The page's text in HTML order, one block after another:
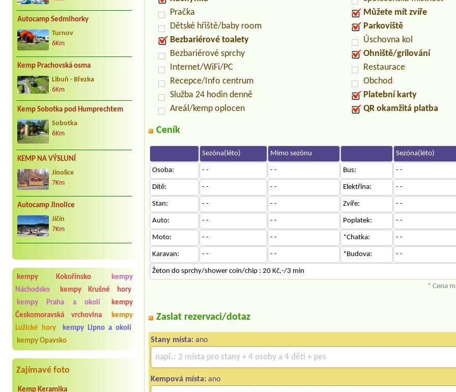
Autocamp Sedmihorky
Turnov
6Km
Kemp Prachovská osma
Libuň - Březka
6Km
Kemp Sobotka pod Humprechtem
Sobotka
6Km
KEMP NA VÝSLUNÍ
Jinolice
7Km
Autocamp Jinolice
Jičín
7Km
kempy Kokořínsko
kempy
Náchodsko
kempy Krušné hory
kempy Praha a okolí
kempy
Českomoravská vrchovina
kempy
Lužické hory
kempy Lipno a okolí
kempy Opavsko
Zajímavé foto
Kemp Keramika
Pračka
Dětské hřiště/baby room
Bezbariérové toalety
Bezbariérové sprchy
Internet/WiFi/PC
Recepce/Info centrum
Služba 24 hodin denně
Areál/kemp oplocen
Můžete mít zvíře
Parkoviště
Úschovna kol
Ohniště/grilování
Restaurace
Obchod
Platební karty
QR okamžitá platba
Ceník
Sezóna(léto) Mimo sezónu Sezóna(léto)
Osoba: - - - - Bus: - -
Dítě: - - - - Elektřina: - -
Stan: - - - - Zvíře: - -
Auto: - - - - Poplatek: - -
Moto: - - - - *Chatka: - -
Karavan: - - - - *Budova: - -
Žeton do sprchy/shower coin/chip : 20 Kč,-/3 min
* Cena
Zaslat rezervaci/dotaz
Stany místa: ano
Kempová místa: ano